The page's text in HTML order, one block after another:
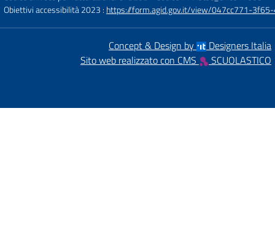
Obiettivi accessibilità 2023 : https://form.agid.gov.it/view/047cc771-
Concept & Design by
Designers Italia
Sito web realizzato con CMS
SCUOLASTICO